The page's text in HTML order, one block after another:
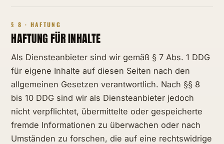
§ 8 · HAFTUNG
HAFTUNG FÜR INHALTE
Als Diensteanbieter sind wir gemäß § 7 Abs. 1 DDG
für eigene Inhalte auf diesen Seiten nach den
allgemeinen Gesetzen verantwortlich. Nach §§ 8
bis 10 DDG sind wir als Diensteanbieter jedoch
nicht verpflichtet, übermittelte oder gespeicherte
fremde Informationen zu überwachen oder nach
Umständen zu forschen, die auf eine rechtswidrige